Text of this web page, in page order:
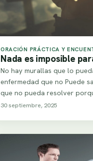
ORACIÓN PRÁCTICA Y
Nada es imposible
No hay murallas que lo
enfermedad que no Puede
que no pueda resolver
30 septiembre, 2025